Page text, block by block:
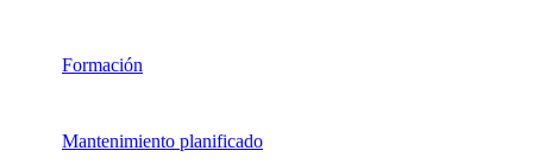
Formación
Mantenimiento planificado